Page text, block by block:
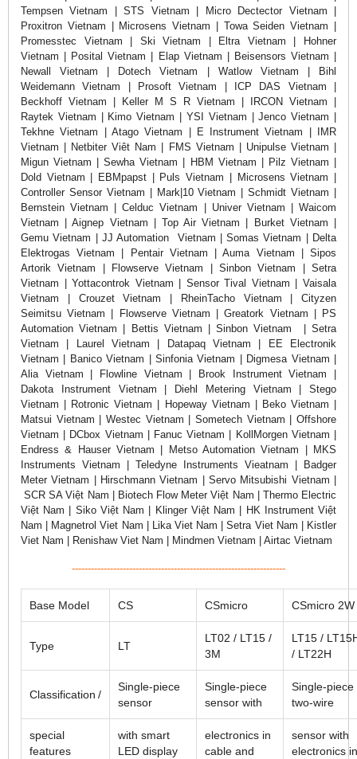
Tempsen Vietnam | STS Vietnam | Micro Dectector Vietnam |
Proxitron Vietnam | Microsens Vietnam | Towa Seiden Vietnam |
Promesstec Vietnam | Ski Vietnam | Eltra Vietnam | Hohner
Vietnam | Posital Vietnam | Elap Vietnam | Beisensors Vietnam |
Newall Vietnam | Dotech Vietnam | Watlow Vietnam | Bihl
Weidemann Vietnam | Prosoft Vietnam | ICP DAS Vietnam |
Beckhoff Vietnam | Keller M S R Vietnam | IRCON Vietnam |
Raytek Vietnam | Kimo Vietnam | YSI Vietnam | Jenco Vietnam |
Tekhne Vietnam | Atago Vietnam | E Instrument Vietnam | IMR
Vietnam | Netbiter Viêt Nam | FMS Vietnam | Unipulse Vietnam |
Migun Vietnam | Sewha Vietnam | HBM Vietnam | Pilz Vietnam |
Dold Vietnam | EBMpapst | Puls Vietnam | Microsens Vietnam |
Controller Sensor Vietnam | Mark|10 Vietnam | Schmidt Vietnam |
Bernstein Vietnam | Celduc Vietnam | Univer Vietnam | Waicom
Vietnam | Aignep Vietnam | Top Air Vietnam | Burket Vietnam |
Gemu Vietnam | JJ Automation Vietnam | Somas Vietnam | Delta
Elektrogas Vietnam | Pentair Vietnam | Auma Vietnam | Sipos
Artorik Vietnam | Flowserve Vietnam | Sinbon Vietnam | Setra
Vietnam | Yottacontrok Vietnam | Sensor Tival Vietnam | Vaisala
Vietnam | Crouzet Vietnam | RheinTacho Vietnam | Cityzen
Seimitsu Vietnam | Flowserve Vietnam | Greatork Vietnam | PS
Automation Vietnam | Bettis Vietnam | Sinbon Vietnam | Setra
Vietnam | Laurel Vietnam | Datapaq Vietnam | EE Electronik
Vietnam | Banico Vietnam | Sinfonia Vietnam | Digmesa Vietnam |
Alia Vietnam | Flowline Vietnam | Brook Instrument Vietnam |
Dakota Instrument Vietnam | Diehl Metering Vietnam | Stego
Vietnam | Rotronic Vietnam | Hopeway Vietnam | Beko Vietnam |
Matsui Vietnam | Westec Vietnam | Sometech Vietnam | Offshore
Vietnam | DCbox Vietnam | Fanuc Vietnam | KollMorgen Vietnam |
Endress & Hauser Vietnam | Metso Automation Vietnam | MKS
Instruments Vietnam | Teledyne Instruments Vieatnam | Badger
Meter Vietnam | Hirschmann Vietnam | Servo Mitsubishi Vietnam |
SCR SA Việt Nam | Biotech Flow Meter Việt Nam | Thermo Electric
Việt Nam | Siko Việt Nam | Klinger Việt Nam | HK Instrument Việt
Nam | Magnetrol Viet Nam | Lika Viet Nam | Setra Viet Nam | Kistler
Viet Nam | Renishaw Viet Nam | Mindmen Vietnam | Airtac Vietnam
-------------------------------------------------------------------
Base Model CS CSmicro CSmicro 2W
Type LT
LT02 / LT15 /
3M
LT15 /
/ LT22H
Classification /
Single-piece
sensor
Single-piece
sensor with
Single-piece
two-wire
special
features
with smart
LED display
electronics in
cable and
sensor with
electronics in